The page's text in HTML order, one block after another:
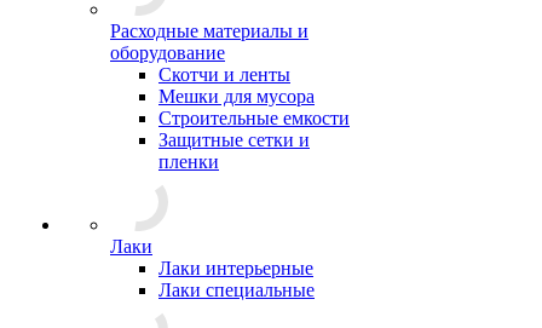
Расходные материалы и
оборудование
Скотчи и ленты
Мешки для мусора
Строительные емкости
Защитные сетки и
пленки
Лаки
Лаки интерьерные
Лаки специальные